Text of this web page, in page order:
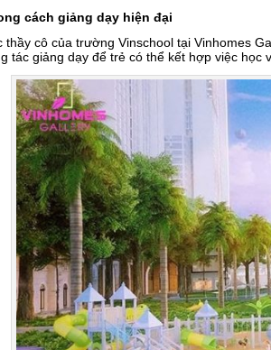
cách giảng dạy hiện đại
thầy cô của trường Vinschool tại Vinhomes
tác giảng dạy để trẻ có thể kết hợp việc học